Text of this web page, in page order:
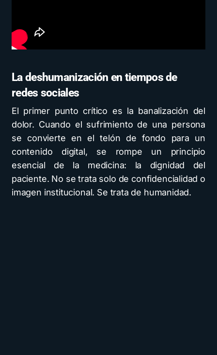
La deshumanización en tiempos de
redes sociales
El primer punto crítico es la banalización del
dolor. Cuando el sufrimiento de una persona
se convierte en el telón de fondo para un
contenido digital, se rompe un principio
esencial de la medicina: la dignidad del
paciente. No se trata solo de confidencialidad o
imagen institucional. Se trata de humanidad.